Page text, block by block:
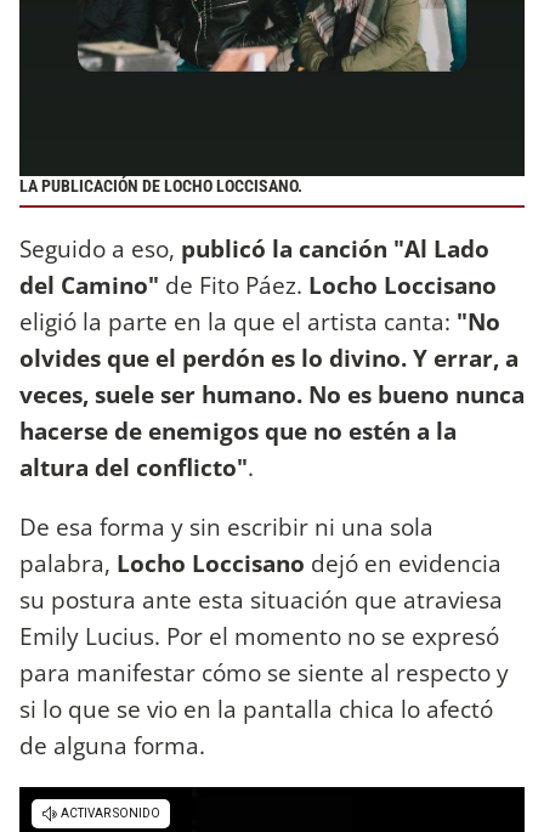
LA PUBLICACIÓN DE LOCHO LOCCISANO.
Seguido a eso, publicó la canción "Al Lado
del Camino" de Fito Páez. Locho Loccisano
eligió la parte en la que el artista canta: "No
olvides que el perdón es lo divino. Y errar, a
veces, suele ser humano. No es bueno nunca
hacerse de enemigos que no estén a la
altura del conflicto".
De esa forma y sin escribir ni una sola
palabra, Locho Loccisano dejó en evidencia
su postura ante esta situación que atraviesa
Emily Lucius. Por el momento no se expresó
para manifestar cómo se siente al respecto y
si lo que se vio en la pantalla chica lo afectó
de alguna forma.